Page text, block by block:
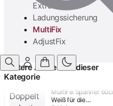
Anmelden
Extra stark
Ladungssicherung
MultiFix
AdjustFix
Weitere Artikel aus dieser
Kategorie
MultiFix Spanner
Weiß für die
Transportsicherung
4,54 €
Weiß für die
Transportsicherung
5,16 €